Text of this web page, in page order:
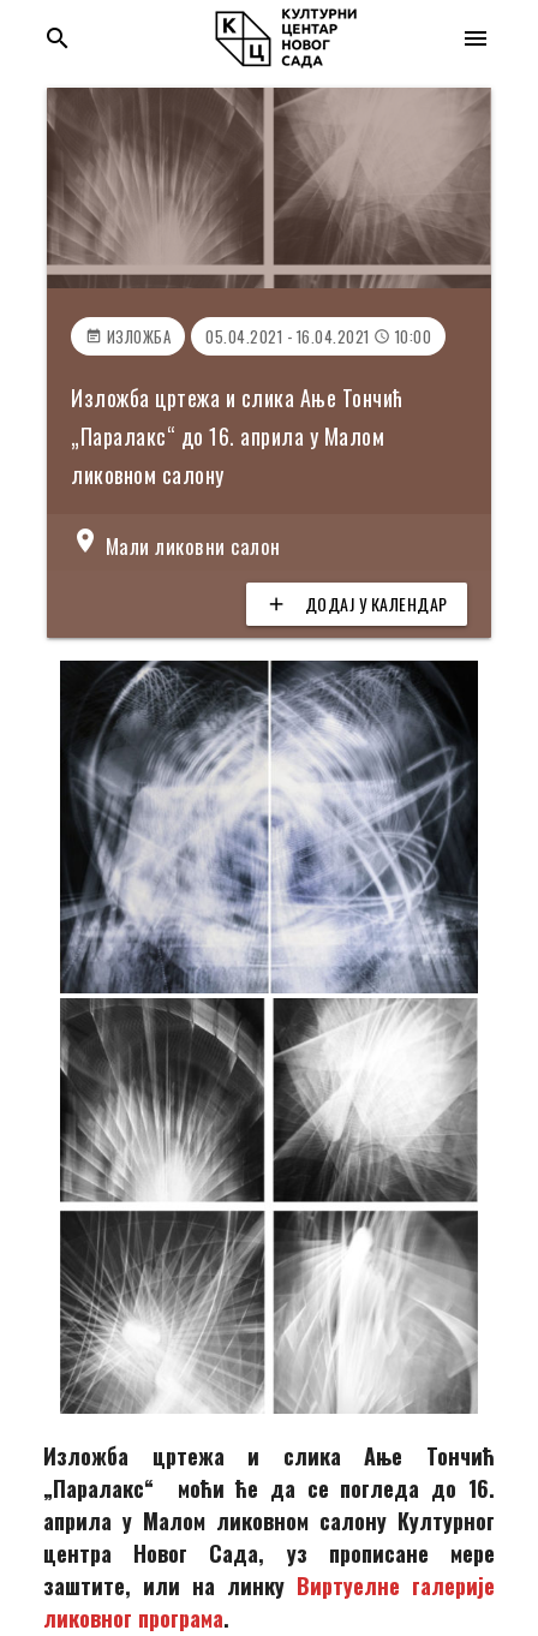
menu
search
event_note ИЗЛОЖБА 05.04.2021 - 16.04.2021 access_time 10:00
Изложба цртежа и слика Ање Тончић
„Паралакс“ до 16. априла у Малом
ликовном салону
location_on Мали ликовни салон
add ДОДАЈ У КАЛЕНДАР
Изложба цртежа и слика Ање Тончић
„Паралакс“
моћи ће да се погледа до 16.
априла у Малом ликовном салону Културног
центра Новог Сада, уз прописане мере
заштите, или на линку Виртуелне галерије
ликовног програма.